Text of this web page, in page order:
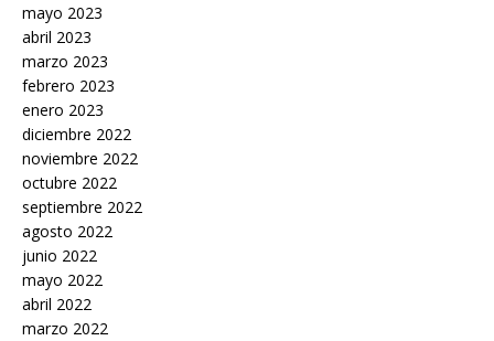
mayo 2023
abril 2023
marzo 2023
febrero 2023
enero 2023
diciembre 2022
noviembre 2022
octubre 2022
septiembre 2022
agosto 2022
junio 2022
mayo 2022
abril 2022
marzo 2022